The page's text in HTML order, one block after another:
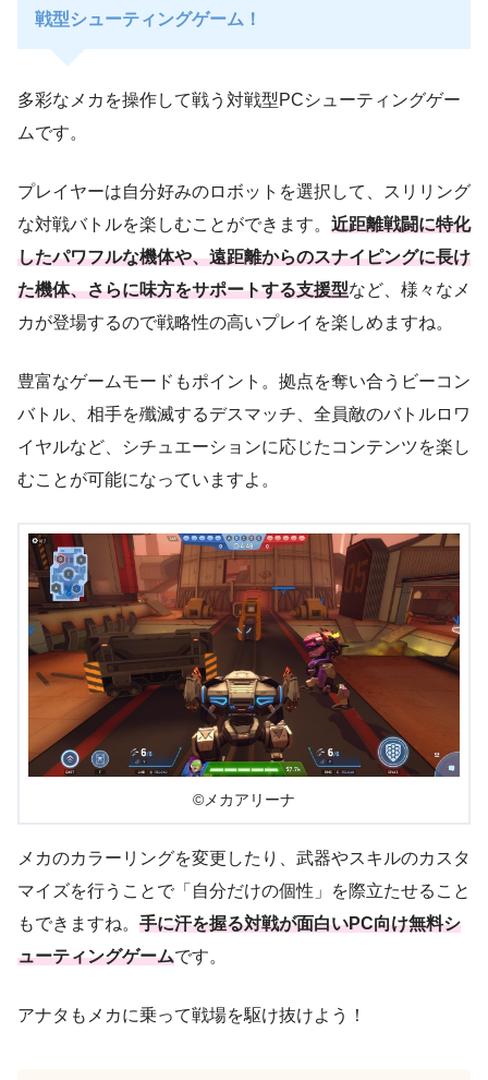
戦型シューティングゲーム！
多彩なメカを操作して戦う対戦型PCシューティングゲー
ムです。
プレイヤーは自分好みのロボットを選択して、スリリング
な対戦バトルを楽しむことができます。 近距離戦闘に特化
したパワフルな機体や、遠距離からのスナイピングに長け
た機体、さらに味方をサポートする支援型など、様々なメ
カが登場するので戦略性の高いプレイを楽しめますね。
豊富なゲームモードもポイント。拠点を奪い合うビーコン
バトル、相手を殲滅するデスマッチ、全員敵のバトルロワ
イヤルなど、シチュエーションに応じたコンテンツを楽し
むことが可能になっていますよ。
©メカアリーナ
メカのカラーリングを変更したり、武器やスキルのカスタ
マイズを行うことで「自分だけの個性」を際立たせること
もできますね。 手に汗を握る対戦が面白いPC向け無料シ
ューティングゲームです。
アナタもメカに乗って戦場を駆け抜けよう！